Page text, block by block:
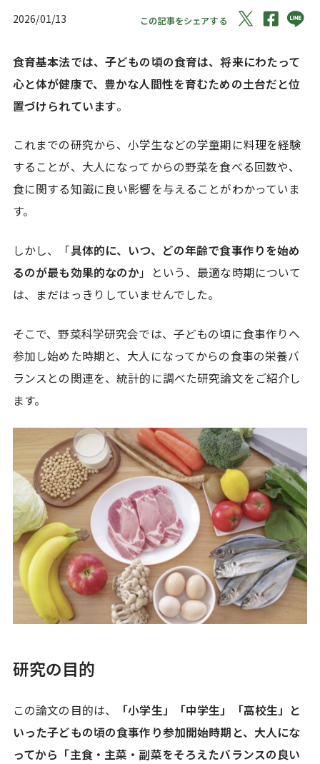
2026/01/13 この記事をシェアする
食育基本法では、子どもの頃の食育は、将来にわたって
心と体が健康で、豊かな人間性を育むための土台だと位
置づけられています。
これまでの研究から、小学生などの学童期に料理を経験
することが、大人になってからの野菜を食べる回数や、
食に関する知識に良い影響を与えることがわかっていま
す。
しかし、「具体的に、いつ、どの年齢で食事作りを始め
るのが最も効果的なのか」という、最適な時期について
は、まだはっきりしていませんでした。
そこで、野菜科学研究会では、子どもの頃に食事作りへ
参加し始めた時期と、大人になってからの食事の栄養バ
ランスとの関連を、統計的に調べた研究論文をご紹介し
ます。
研究の目的
この論文の目的は、
「小学生」「中学生」「高校生」と
いった子どもの頃の食事作り参加開始時期と、大人にな
ってから「主食・主菜・副菜をそろえたバランスの良い